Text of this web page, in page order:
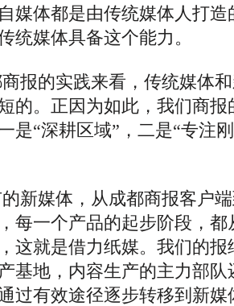
媒体都是由传统媒体人打
统媒体具备这个能力。
报的实践来看，传统媒体
的。正因为如此，我们商报
是“深耕区域”，二是“专注
新媒体，从成都商报客户
每一个产品的起步阶段，
这就是借力纸媒。我们的报
基地，内容生产的主力部队
过有效途径逐步转移到新